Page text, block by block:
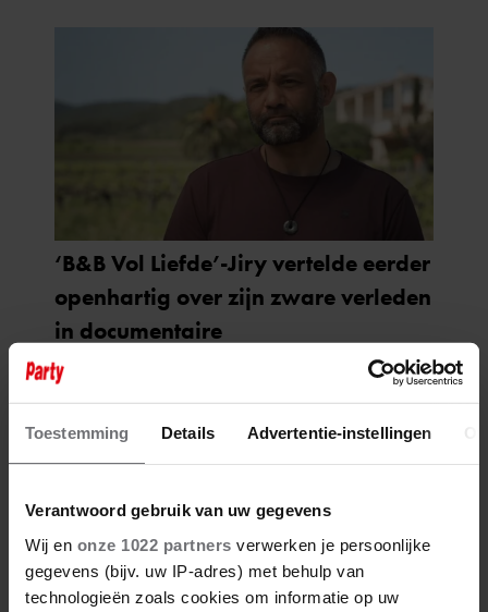
Toestemming Details Advertentie-instellingen
Verantwoord gebruik van uw gegevens
Wij en onze 1022 partners verwerken je persoonlijke
gegevens (bijv. uw IP-adres) met behulp van
technologieën zoals cookies om informatie op uw